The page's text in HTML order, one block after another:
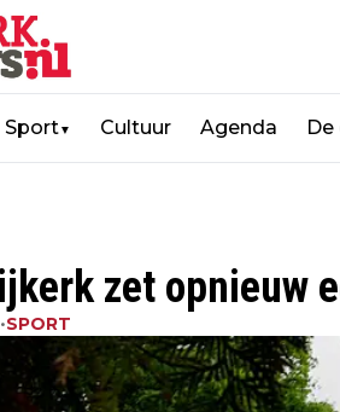
Sport▼ Cultuur Agenda
zet opnieuw
•SPORT